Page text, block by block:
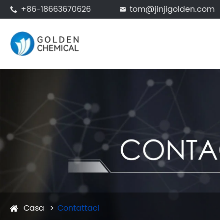
 +86-18663670626  tom@jinjigolden.com
Casa Contattaci